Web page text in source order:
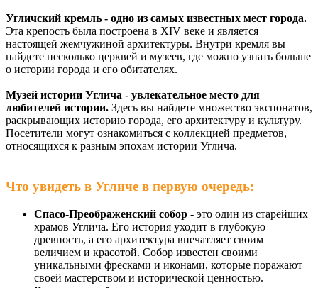
Угличский кремль - одно из самых известных мест города.
Эта крепость была построена в XIV веке и является
настоящей жемчужиной архитектуры. Внутри кремля вы
найдете несколько церквей и музеев, где можно узнать больше
о истории города и его обитателях.
Музей истории Углича - увлекательное место для
любителей истории. Здесь вы найдете множество экспонатов,
раскрывающих историю города, его архитектуру и культуру.
Посетители могут ознакомиться с коллекцией предметов,
относящихся к разным эпохам истории Углича.
Что увидеть в Угличе в первую очередь:
Спасо-Преображенский собор - это один из старейших
храмов Углича. Его история уходит в глубокую
древность, а его архитектура впечатляет своим
величием и красотой. Собор известен своими
уникальными фресками и иконами, которые поражают
своей мастерством и исторической ценностью.